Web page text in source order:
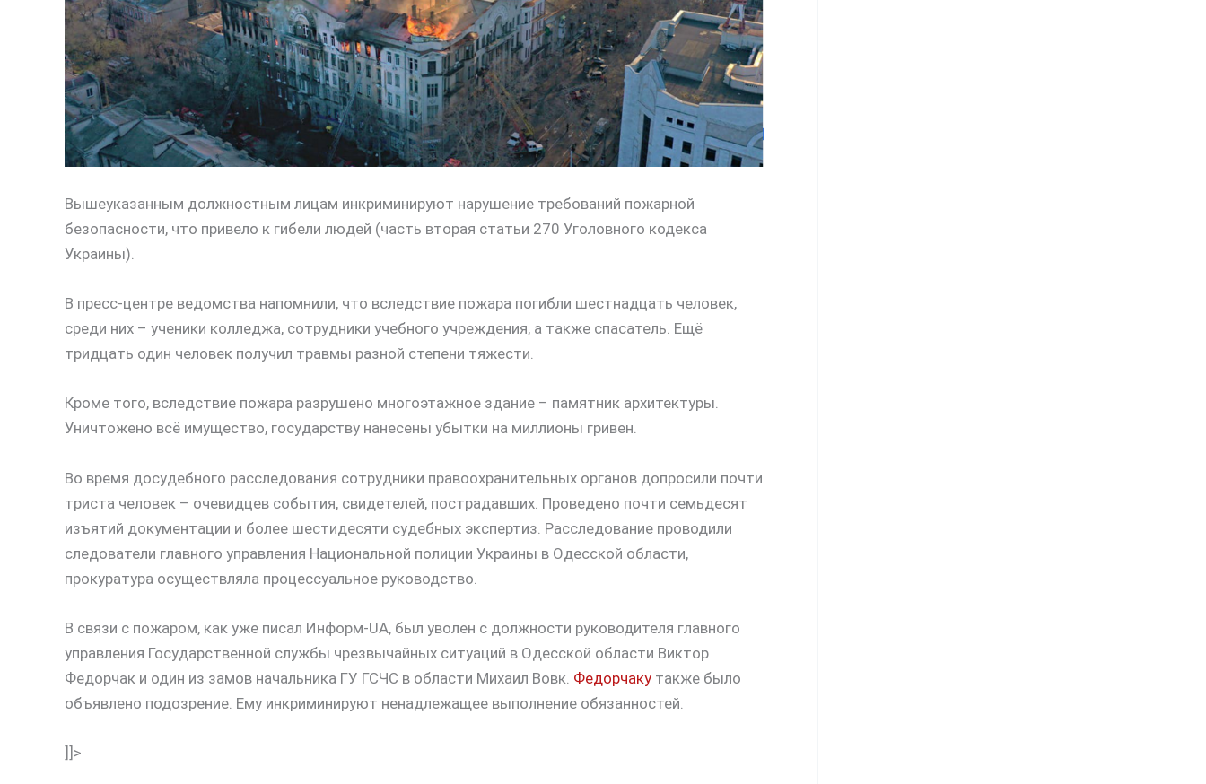
Вышеуказанным должностным лицам инкриминируют нарушение требований пожарной
безопасности, что привело к гибели людей (часть вторая статьи 270 Уголовного кодекса
Украины).
В пресс-центре ведомства напомнили, что вследствие пожара погибли шестнадцать человек,
среди них – ученики колледжа, сотрудники учебного учреждения, а также спасатель. Ещё
тридцать один человек получил травмы разной степени тяжести.
Кроме того, вследствие пожара разрушено многоэтажное здание – памятник архитектуры.
Уничтожено всё имущество, государству нанесены убытки на миллионы гривен.
Во время досудебного расследования сотрудники правоохранительных органов допросили почти
триста человек – очевидцев события, свидетелей, пострадавших. Проведено почти семьдесят
изъятий документации и более шестидесяти судебных экспертиз. Расследование проводили
следователи главного управления Национальной полиции Украины в Одесской области,
прокуратура осуществляла процессуальное руководство.
В связи с пожаром, как уже писал Информ-UA, был уволен с должности руководителя главного
управления Государственной службы чрезвычайных ситуаций в Одесской области Виктор
Федорчак и один из замов начальника ГУ ГСЧС в области Михаил Вовк. Федорчаку также было
объявлено подозрение. Ему инкриминируют ненадлежащее выполнение обязанностей.
]]>